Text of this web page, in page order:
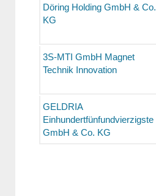
Döring Holding GmbH & Co.
KG
3S-MTI GmbH Magnet
Technik Innovation
GELDRIA
Einhundertfünfundvierzigste
GmbH & Co. KG